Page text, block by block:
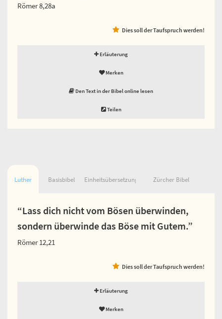
Römer 8,28a
Dies soll der Taufspruch werden!
Erläuterung
Merken
Den Text in der Bibel online lesen
Teilen
Luther Basisbibel Einheitsübersetzung Zürcher Bibel
“Lass dich nicht vom Bösen überwinden,
sondern überwinde das Böse mit Gutem.”
Römer 12,21
Dies soll der Taufspruch werden!
Erläuterung
Merken